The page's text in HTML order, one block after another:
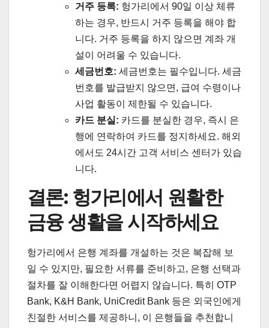
거주 등록: 헝가리에서 90일 이상 체류
하는 경우, 반드시 거주 등록을 해야 합
니다. 거주 등록을 하지 않으면 계좌 개
설이 어려울 수 있습니다.
세금번호: 세금번호는 필수입니다. 세금
번호를 발급받지 않으면, 급여 수령이나
사업 활동이 제한될 수 있습니다.
카드 분실: 카드를 분실한 경우, 즉시 은
행에 연락하여 카드를 정지하세요. 해외
에서도 24시간 고객 서비스 센터가 있습
니다.
결론: 헝가리에서 원활한
금융 생활을 시작하세요
헝가리에서 은행 계좌를 개설하는 것은 복잡해 보
일 수 있지만, 필요한 서류를 준비하고, 은행 선택과
절차를 잘 이해한다면 어렵지 않습니다. 특히 OTP
Bank, K&H Bank, UniCredit Bank 등은 외국인에게
친절한 서비스를 제공하니, 이 은행들을 추천합니